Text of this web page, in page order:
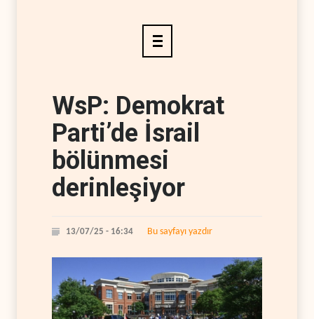
WsP: Demokrat
Parti’de İsrail
bölünmesi
derinleşiyor
13/07/25 - 16:34 Bu sayfayı yazdır